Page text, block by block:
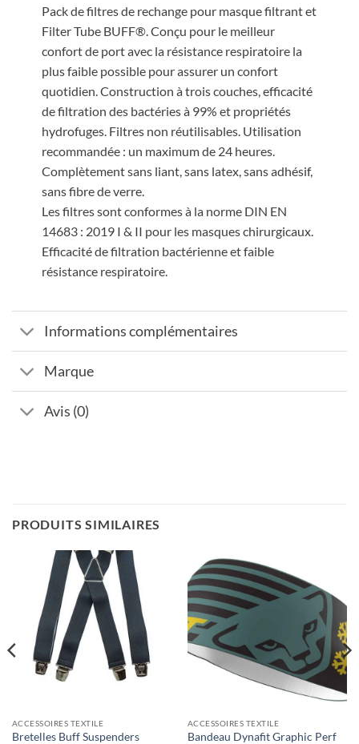
Pack de filtres de rechange pour masque filtrant et
Filter Tube BUFF®. Conçu pour le meilleur
confort de port avec la résistance respiratoire la
plus faible possible pour assurer un confort
quotidien. Construction à trois couches, efficacité
de filtration des bactéries à 99% et propriétés
hydrofuges. Filtres non réutilisables. Utilisation
recommandée : un maximum de 24 heures.
Complètement sans liant, sans latex, sans adhésif,
sans fibre de verre.
Les filtres sont conformes à la norme DIN EN
14683 : 2019 I & II pour les masques chirurgicaux.
Efficacité de filtration bactérienne et faible
résistance respiratoire.
Informations complémentaires
Marque
Avis (0)
PRODUITS SIMILAIRES
ACCESSOIRES TEXTILE
Bretelles Buff Suspenders
ACCESSOIRES TEXTILE
Bandeau Dynafit Graphic Perf